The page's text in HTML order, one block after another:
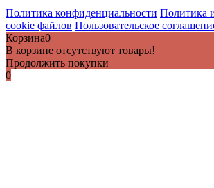
Политика конфиденциальности Политика
cookie файлов Пользовательское
Корзина0
В корзине отсутствуют товары!
Продолжить покупки
0